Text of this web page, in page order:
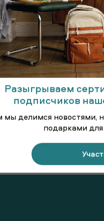
Платье
Разыгрываем
подписчиков
мы делимся новостями,
подарками